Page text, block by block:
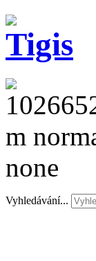
Vyhledávání...